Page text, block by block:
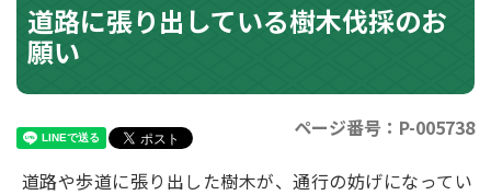
道路に張り出している樹木伐採のお
願い
ページ番号：P-005738
道路や歩道に張り出した樹木が、通行の妨げになってい